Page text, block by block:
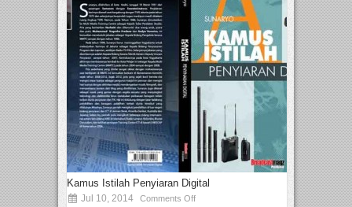
Kamus Istilah Penyiaran Digital
Jul 10, 2014 Comments Off